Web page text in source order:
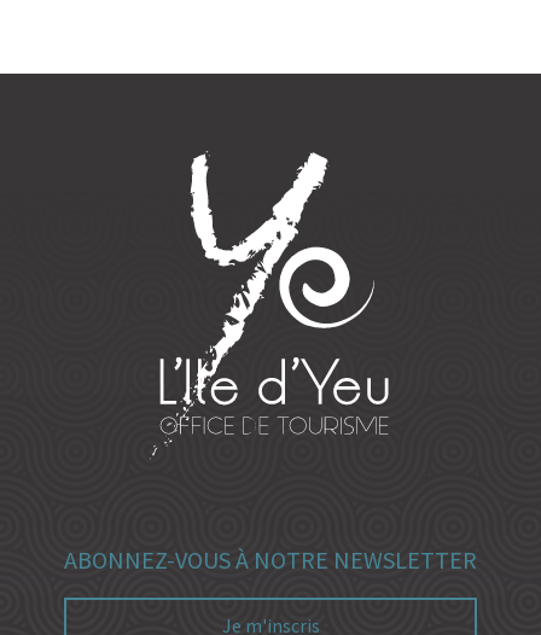
ABONNEZ-VOUS À NOTRE NEWSLETTER
Je m'inscris